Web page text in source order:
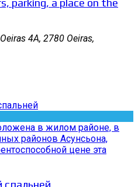
parking, a place on the
4A, 2780 Oeiras,
в жилом районе, в
районов Асунсьона,
цене эта
спальней